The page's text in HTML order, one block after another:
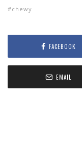
chewy
FACEBOOK
EMAIL